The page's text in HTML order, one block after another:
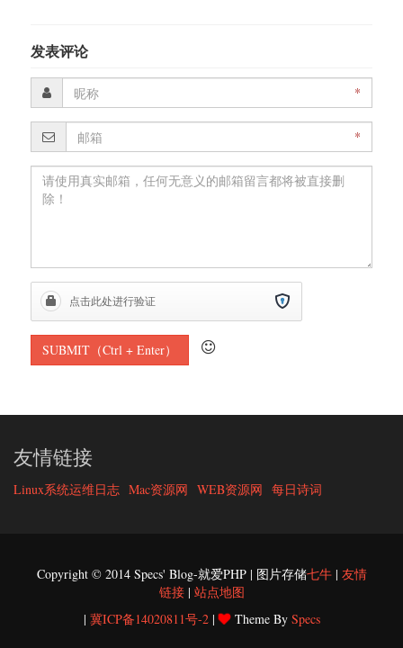
发表评论
*
*
友情链接
Linux系统运维日志 Mac资源网 WEB资源网 每日诗词
Copyright © 2014 Specs' Blog-就爱PHP | 图片存储七牛| 友情
链接| 站点地图
| 冀ICP备14020811号-2| Theme By Specs